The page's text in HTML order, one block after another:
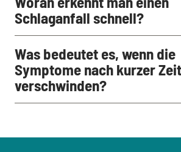
Schlaganfall schnell?
Was bedeutet es, wenn die
Symptome nach kurzer Zeit
verschwinden?